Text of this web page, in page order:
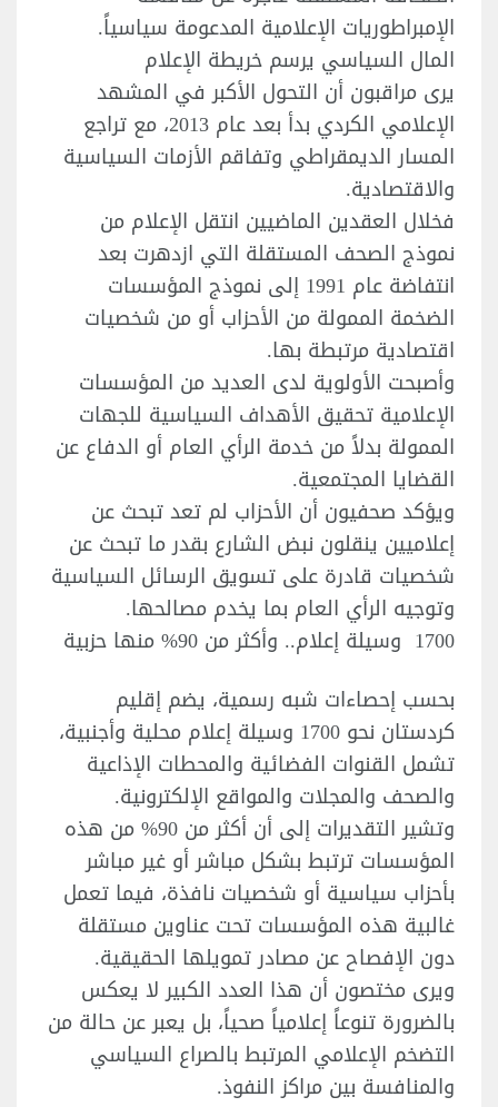
الإمبراطوريات الإعلامية المدعومة سياسياً.
المال السياسي يرسم خريطة الإعلام
يرى مراقبون أن التحول الأكبر في المشهد
الإعلامي الكردي بدأ بعد عام 2013، مع تراجع
المسار الديمقراطي وتفاقم الأزمات السياسية
والاقتصادية.
فخلال العقدين الماضيين انتقل الإعلام من
نموذج الصحف المستقلة التي ازدهرت بعد
انتفاضة عام 1991 إلى نموذج المؤسسات
الضخمة الممولة من الأحزاب أو من شخصيات
اقتصادية مرتبطة بها.
وأصبحت الأولوية لدى العديد من المؤسسات
الإعلامية تحقيق الأهداف السياسية للجهات
الممولة بدلاً من خدمة الرأي العام أو الدفاع عن
القضايا المجتمعية.
ويؤكد صحفيون أن الأحزاب لم تعد تبحث عن
إعلاميين ينقلون نبض الشارع بقدر ما تبحث عن
شخصيات قادرة على تسويق الرسائل السياسية
وتوجيه الرأي العام بما يخدم مصالحها.
1700 وسيلة إعلام.. وأكثر من 90% منها حزبية
بحسب إحصاءات شبه رسمية، يضم إقليم
كردستان نحو 1700 وسيلة إعلام محلية وأجنبية،
تشمل القنوات الفضائية والمحطات الإذاعية
والصحف والمجلات والمواقع الإلكترونية.
وتشير التقديرات إلى أن أكثر من 90% من هذه
المؤسسات ترتبط بشكل مباشر أو غير مباشر
بأحزاب سياسية أو شخصيات نافذة، فيما تعمل
غالبية هذه المؤسسات تحت عناوين مستقلة
دون الإفصاح عن مصادر تمويلها الحقيقية.
ويرى مختصون أن هذا العدد الكبير لا يعكس
بالضرورة تنوعاً إعلامياً صحياً، بل يعبر عن حالة من
التضخم الإعلامي المرتبط بالصراع السياسي
والمنافسة بين مراكز النفوذ.